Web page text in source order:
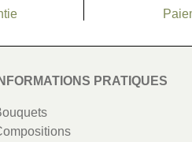
INFORMATIONS PRATIQUES